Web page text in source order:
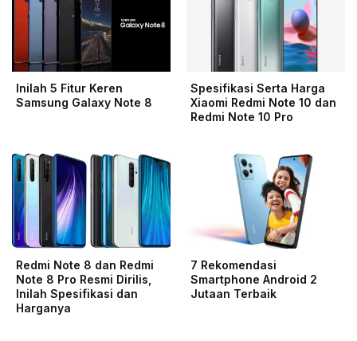
Inilah 5 Fitur Keren
Samsung Galaxy Note 8
Spesifikasi Serta Harga
Xiaomi Redmi Note 10 dan
Redmi Note 10 Pro
Redmi Note 8 dan Redmi
Note 8 Pro Resmi Dirilis,
Inilah Spesifikasi dan
Harganya
7 Rekomendasi
Smartphone Android 2
Jutaan Terbaik